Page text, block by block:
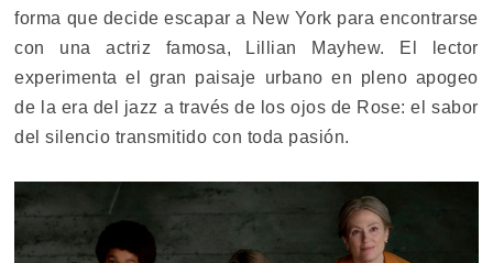
forma que decide escapar a New York para encontrarse
con una actriz famosa, Lillian Mayhew. El lector
experimenta el gran paisaje urbano en pleno apogeo
de la era del jazz a través de los ojos de Rose: el sabor
del silencio transmitido con toda pasión.